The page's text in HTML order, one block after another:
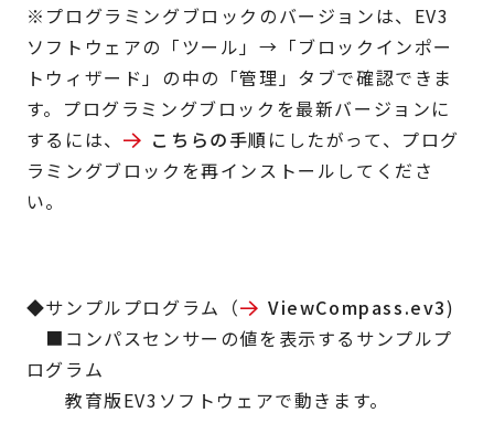
※プログラミングブロックのバージョンは、EV3
ソフトウェアの「ツール」→「ブロックインポー
トウィザード」の中の「管理」タブで確認できま
す。プログラミングブロックを最新バージョンに
するには、
こちらの手順 にしたがって、プログ
ラミングブロックを再インストールしてくださ
い。
◆サンプルプログラム（ ViewCompass.ev3)
■コンパスセンサーの値を表示するサンプルプ
ログラム
教育版EV3ソフトウェアで動きます。